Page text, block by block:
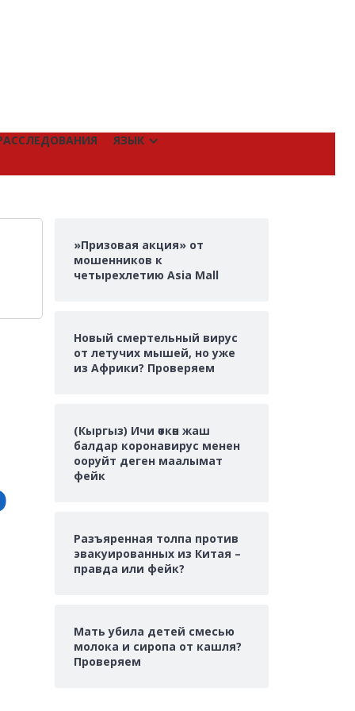
ЯЗЫК
»Призовая акция» от
мошенников к
четырехлетию Asia Mall
Новый смертельный вирус
от летучих мышей, но уже
из Африки? Проверяем
(Кыргыз) Ичи өткөн жаш
балдар коронавирус менен
ооруйт деген маалымат
фейк
Разъяренная толпа против
эвакуированных из Китая –
правда или фейк?
Мать убила детей смесью
молока и сиропа от кашля?
Проверяем